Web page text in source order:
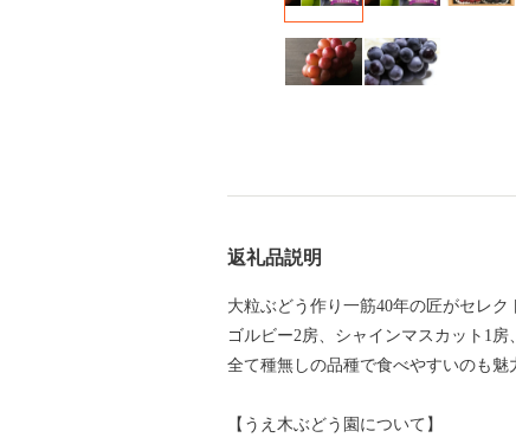
返礼品説明
大粒ぶどう作り一筋40年の匠がセレク
ゴルビー2房、シャインマスカット1房
全て種無しの品種で食べやすいのも魅
【うえ木ぶどう園について】